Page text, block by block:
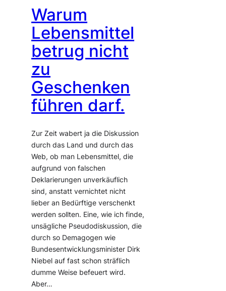
Warum
Lebensmittel
betrug nicht
zu
Geschenken
führen darf.
Zur Zeit wabert ja die Diskussion
durch das Land und durch das
Web, ob man Lebensmittel, die
aufgrund von falschen
Deklarierungen unverkäuflich
sind, anstatt vernichtet nicht
lieber an Bedürftige verschenkt
werden sollten. Eine, wie ich finde,
unsägliche Pseudodiskussion, die
durch so Demagogen wie
Bundesentwicklungsminister Dirk
Niebel auf fast schon sträflich
dumme Weise befeuert wird.
Aber…